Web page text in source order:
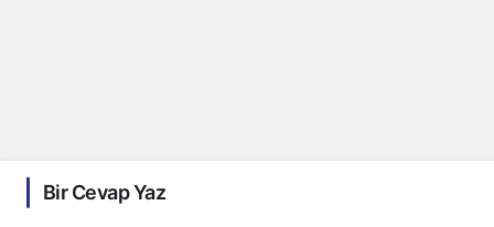
Bir Cevap Yaz